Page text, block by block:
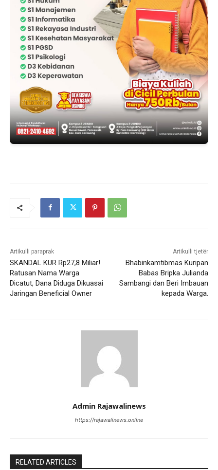
Artikulli paraprak
SKANDAL KUR Rp27,8 Miliar!
Ratusan Nama Warga
Dicatut, Dana Diduga Dikuasai
Jaringan Beneficial Owner
Artikulli tjetër
Bhabinkamtibmas Kuripan
Babas Bripka Julianda
Sambangi dan Beri Imbauan
kepada Warga.
Admin Rajawalinews
https://rajawalinews.online
RELATED ARTICLES